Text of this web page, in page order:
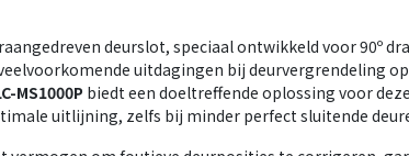
deurslot, speciaal ontwikkeld voor 90º
uitdagingen bij deurvergrendeling
MS1000P biedt een doeltreffende oplossing voor
uitlijning, zelfs bij minder perfect sluitende